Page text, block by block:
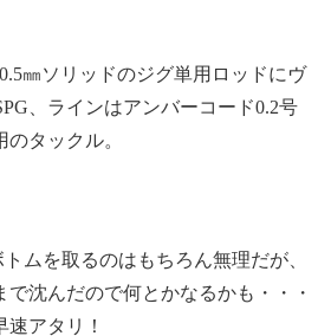
㎜ソリッドのジグ単用ロッドにヴ
、ラインはアンバーコード0.2号
タックル。
ムを取るのはもちろん無理だが、
沈んだので何とかなるかも・・・
アタリ！